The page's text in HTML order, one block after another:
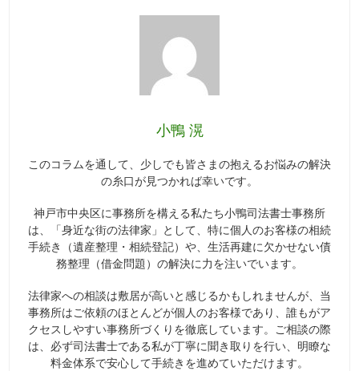
小鴨 滉
このコラムを通して、少しでも皆さまの抱えるお悩みの解決
の糸口が見つかれば幸いです。
神戸市中央区に事務所を構える私たち小鴨司法書士事務所
は、「身近な街の法律家」として、特に個人のお客様の相続
手続き（遺産整理・相続登記）や、生活再建に欠かせない債
務整理（借金問題）の解決に力を注いでいます。
法律家への相談は敷居が高いと感じるかもしれませんが、当
事務所はご依頼のほとんどが個人のお客様であり、誰もがア
クセスしやすい事務所づくりを徹底しています。ご相談の際
は、必ず司法書士である私が丁寧に聞き取りを行い、明瞭な
料金体系で安心して手続きを進めていただけます。